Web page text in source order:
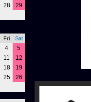
28
29
Fri Sat
4
5
11
12
18
19
25
26